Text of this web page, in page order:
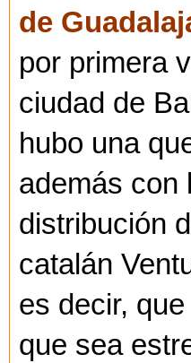
de
por primera
ciudad de
hubo una
además con
distribución
catalán
es decir,
que sea